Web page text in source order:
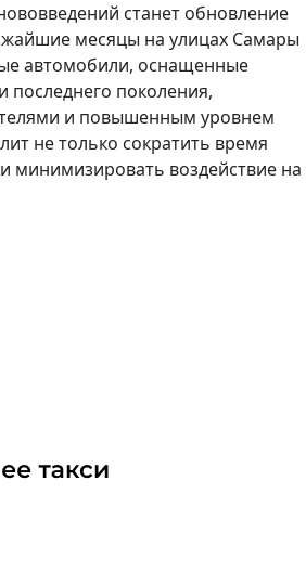
станет обновление
месяцы на улицах Самары
автомобили, оснащенные
последнего поколения,
и повышенным уровнем
не только сократить время
минимизировать воздействие на